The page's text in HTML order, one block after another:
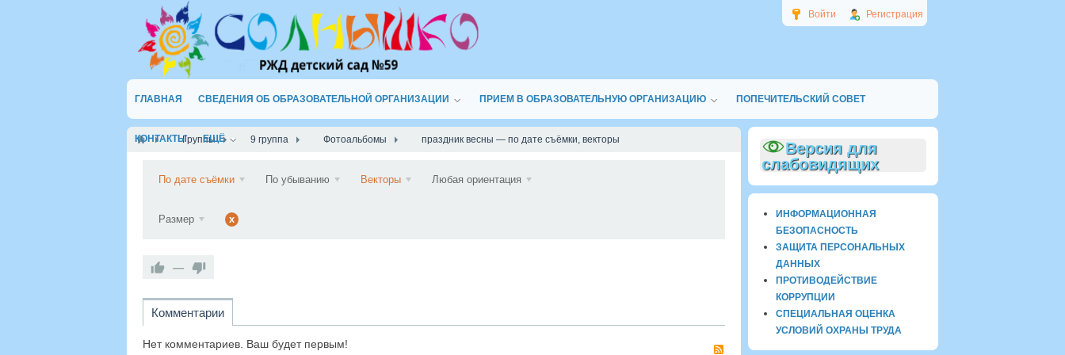
Войти Регистрация
ГЛАВНАЯ СВЕДЕНИЯ ОБ ОБРАЗОВАТЕЛЬНОЙ ОРГАНИЗАЦИИ ПРИЕМ В ОБРАЗОВАТЕЛЬНУЮ ОРГАНИЗАЦИЮ ПОПЕЧИТЕЛЬСКИЙ СОВЕТ
КОНТАКТЫ ЕЩЁ
Группы 9 группа Фотоальбомы праздник весны — по дате съёмки, векторы
По дате съёмки По убыванию Векторы Любая ориентация
Размер x
—
Комментарии
RSS
Нет комментариев. Ваш будет первым!
Версия для
слабовидящих
ИНФОРМАЦИОННАЯ
БЕЗОПАСНОСТЬ
ЗАЩИТА ПЕРСОНАЛЬНЫХ
ДАННЫХ
ПРОТИВОДЕЙСТВИЕ
КОРРУПЦИИ
СПЕЦИАЛЬНАЯ ОЦЕНКА
УСЛОВИЙ ОХРАНЫ ТРУДА